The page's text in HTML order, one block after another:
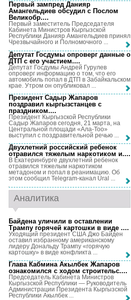
Первый зампред Данияр
Амангельдиев обсудил с Послом
Великобр....
Первый заместитель Председателя
Кабинета Министров Кыргызской
Республики Данияр Амангельдиев принял
Чрезвычайного и Полномочного ...
Депутат Госдумы опроверг данные о
ДТП с его участием....
Депутат Госдумы Андрей Гурулев
опроверг информацию о том, что его
автомобиль попал в ДТП в Забайкальском
крае. Утром он опубликовал ...
Президент Садыр Жапаров
поздравил кыргызстанцев с
праздником....
Президент Кыргызской Республики
Садыр Жапаров сегодня, 21 марта, на
Центральной площади «Ала-Тоо»
выступил с поздравительной речью ...
Двухлетний российский ребенок
отравился тяжелым наркотиком и....
В Екатеринбурге двухлетний ребенок
отравился тяжелым наркотиком
метадоном и попал в реанимацию. Об
этом сообщил Telegram-канал Ural ...
Аналитика
Байдена уличили в оставлении
Трампу горячей картошки в виде ....
Уходящий президент США Джо Байден
оставил избранному американскому
лидеру Дональду Трампу «горячую
картошку» в виде конфликта ...
Глава Кабмина Акылбек Жапаров
ознакомился с ходом строительс....
Председатель Кабинета Министров
Кыргызской Республики — Руководитель
Администрации Президента Кыргызской
Республики Акылбек ...